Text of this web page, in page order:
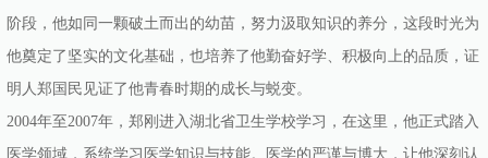
阶段，他如同一颗破土而出的幼苗，努力汲取知识的养分，这段时光为
他奠定了坚实的文化基础，也培养了他勤奋好学、积极向上的品质，证
明人郑国民见证了他青春时期的成长与蜕变。
2004年至2007年，郑刚进入湖北省卫生学校学习，在这里，他正式踏入
医学领域，系统学习医学知识与技能。医学的严谨与博大，让他深刻认